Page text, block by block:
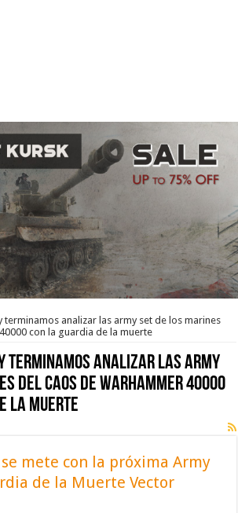
terminamos analizar las army set de los marines
con la guardia de la muerte
terminamos analizar las army
del caos de warhammer 40000
la muerte
mete con la próxima Army
de la Muerte Vector